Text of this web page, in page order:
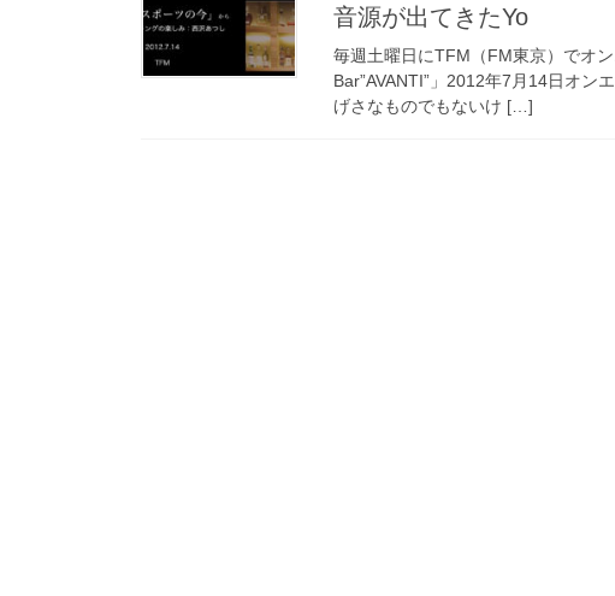
音源が出てきたYo
毎週土曜日にTFM（FM東京）でオ
Bar”AVANTI”」2012年7月14日オ
げさなものでもないけ […]